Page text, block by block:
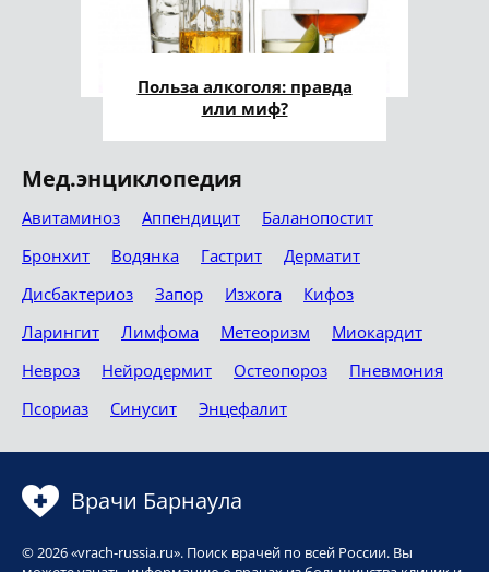
Польза алкоголя: правда
или миф?
Мед.энциклопедия
Авитаминоз Аппендицит
Баланопостит
Бронхит
Водянка Гастрит
Дерматит
Дисбактериоз
Запор Изжога
Кифоз
Ларингит
Лимфома Метеоризм
Миокардит
Невроз
Нейродермит Остеопороз
Пневмония
Псориаз
Синусит Энцефалит
Врачи Барнаула
© 2026 «vrach-russia.ru». Поиск врачей по всей России. Вы